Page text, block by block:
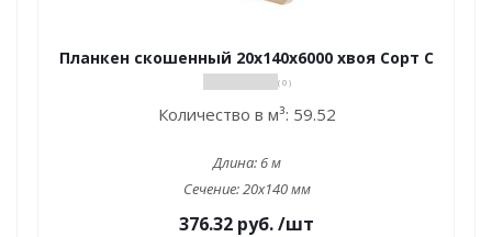
Планкен скошенный 20х140х6000 хвоя Сорт С
( 0 )
Количество в м³: 59.52
Длина:6 м
Сечение:20x140 мм
376.32 руб./шт